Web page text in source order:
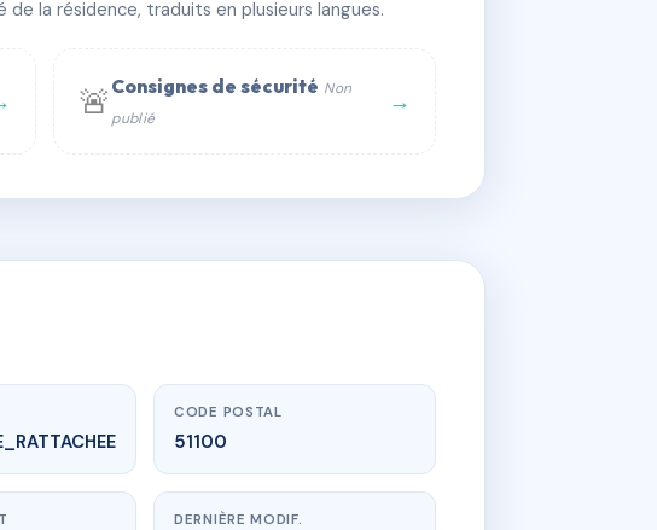
la résidence, traduits en plusieurs langues.
🚨 Consignes de sécurité Non
publié
→
CODE POSTAL
51100
DERNIÈRE MODIF.